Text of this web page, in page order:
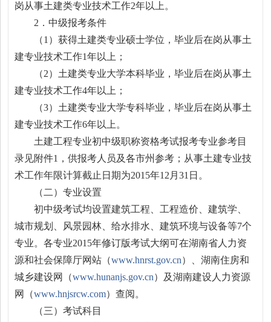
岗从事土建类专业技术工作2年以上。
2．中级报考条件
（1）获得土建类专业硕士学位，毕业后在岗从事土
建专业技术工作1年以上；
（2）土建类专业大学本科毕业，毕业后在岗从事土
建专业技术工作4年以上；
（3）土建类专业大学专科毕业，毕业后在岗从事土
建专业技术工作6年以上。
土建工程专业初中级职称资格考试报考专业参考目
录见附件1，供报考人员及各市州参考；从事土建专业技
术工作年限计算截止日期为2015年12月31日。
（二）专业设置
初中级考试均设置建筑工程、工程造价、建筑学、
城市规划、风景园林、给水排水、建筑环境与设备等7个
专业。各专业2015年修订版考试大纲可在湖南省人力资
源和社会保障厅网站（www.hnrst.gov.cn）、湖南住房和
城乡建设网（www.hunanjs.gov.cn）及湖南建设人力资源
网（www.hnjsrcw.com）查阅。
（三）考试科目